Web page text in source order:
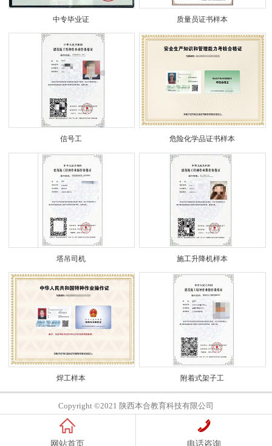
中专毕业证 质量员证书样本
信号工 危险化学品证书样本
塔吊司机 施工升降机样本
焊工样本 附着式架子工
Copyright ©2021 陕西本合教育科技有限公司
网站首页 电话咨询